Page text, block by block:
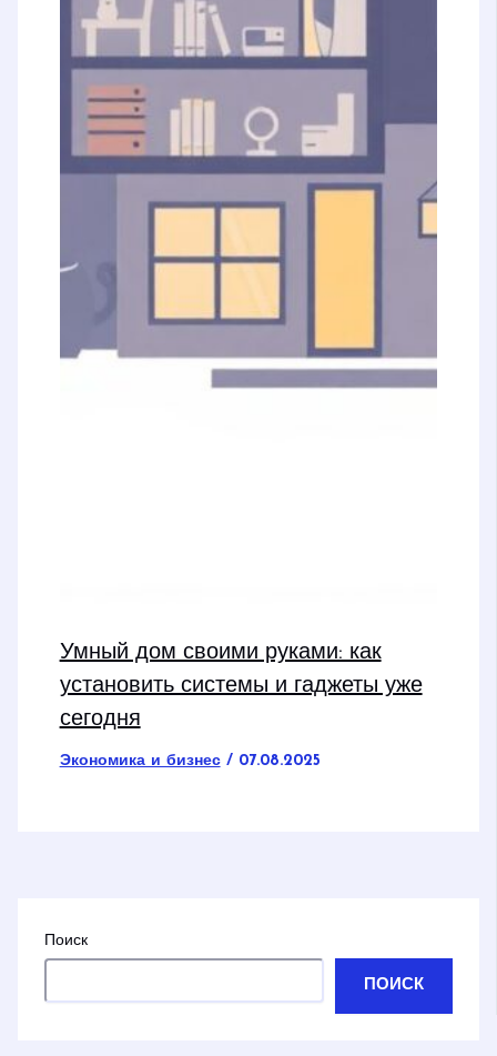
Умный дом своими руками: как
установить системы и гаджеты уже
сегодня
Экономика и бизнес/ 07.08.2025
Поиск
ПОИСК